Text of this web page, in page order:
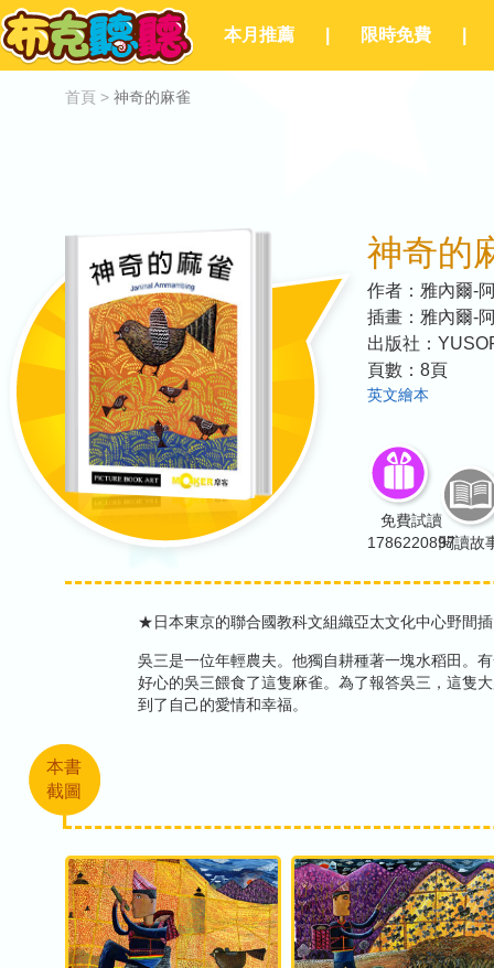
本月推薦 限時免費
首頁 > 神奇的麻雀
神奇的
作者： 雅內爾-
插畫： 雅內爾-
出版社：
頁數： 8頁
英文繪本
免費試讀
1786220897閱讀故
★日本東京的聯合國教科文組織亞太文化中心野間
吳三是一位年輕農夫。他獨自耕種著一塊水稻田。
好心的吳三餵食了這隻麻雀。為了報答吳三，這隻
到了自己的愛情和幸福。
本書
截圖